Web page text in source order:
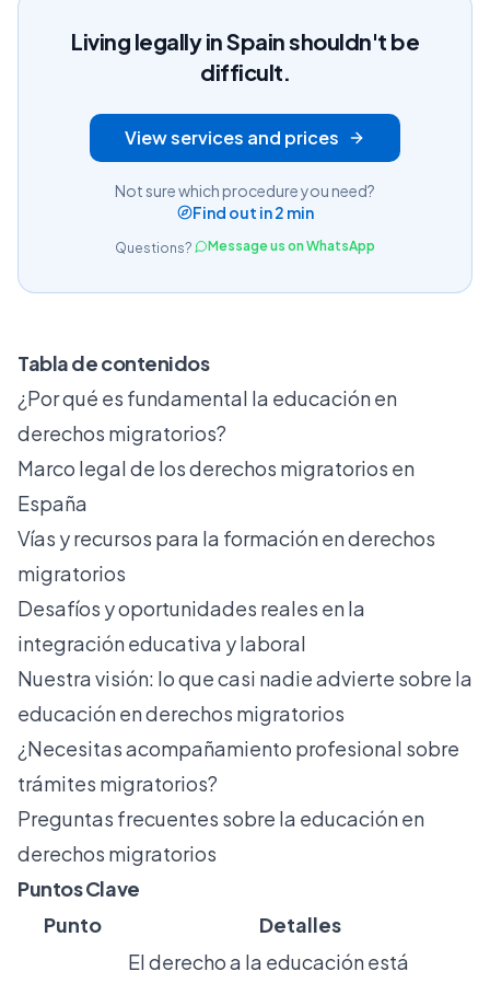
Living legally in Spain shouldn't be
difficult.
View services and prices
Not sure which procedure you need?
Find out in 2 min
Questions? Message us on WhatsApp
Tabla de contenidos
¿Por qué es fundamental la educación en
derechos migratorios?
Marco legal de los derechos migratorios en
España
Vías y recursos para la formación en derechos
migratorios
Desafíos y oportunidades reales en la
integración educativa y laboral
Nuestra visión: lo que casi nadie advierte sobre la
educación en derechos migratorios
¿Necesitas acompañamiento profesional sobre
trámites migratorios?
Preguntas frecuentes sobre la educación en
derechos migratorios
Puntos Clave
Punto
Detalles
El derecho a la educación está